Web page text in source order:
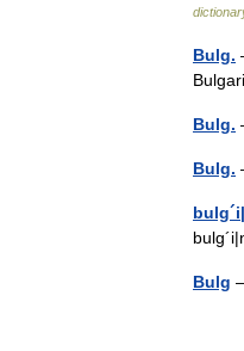
Bulg.
Bulg.
Bulg.
Bulg